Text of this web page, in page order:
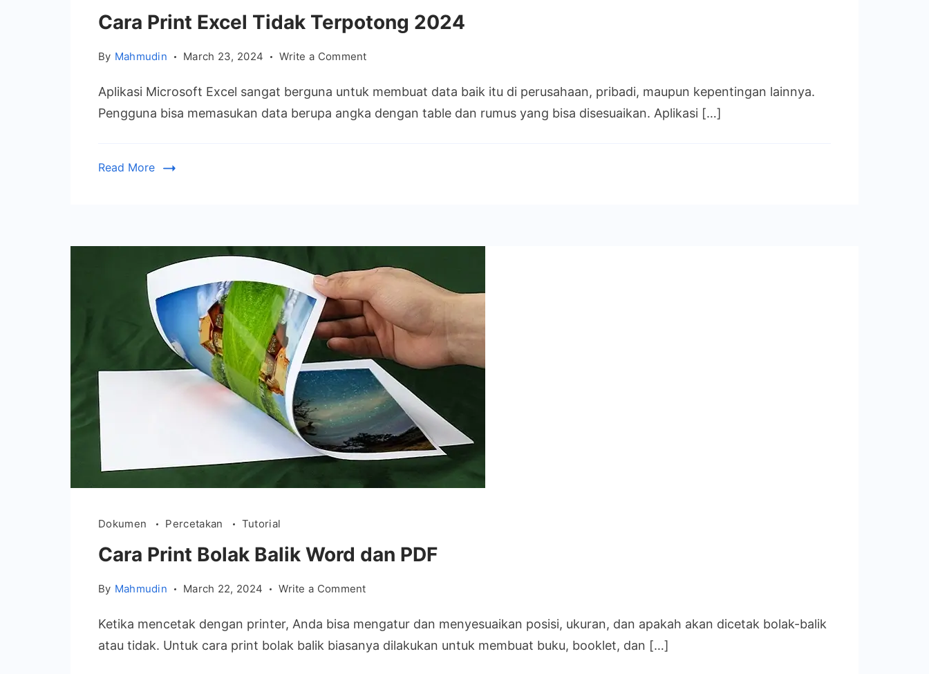
Cara Print Excel Tidak Terpotong 2024
By Mahmudin March 23, 2024 Write a Commenton
Print
Excel
Aplikasi Microsoft Excel sangat berguna untuk membuat data baik itu di perusahaan, pribadi, maupun kepentingan lainnya.
Pengguna bisa memasukan data berupa angka dengan table dan rumus yang bisa disesuaikan. Aplikasi […]
Read More
Dokumen Percetakan Tutorial
Cara Print Bolak Balik Word dan PDF
By Mahmudin March 22, 2024 Write a Commenton
Print
Bolak
Ketika mencetak dengan printer, Anda bisa mengatur dan menyesuaikan posisi, ukuran, dan apakah akan dicetak bolak-balik
atau tidak. Untuk cara print bolak balik biasanya dilakukan untuk membuat buku, booklet, dan […]